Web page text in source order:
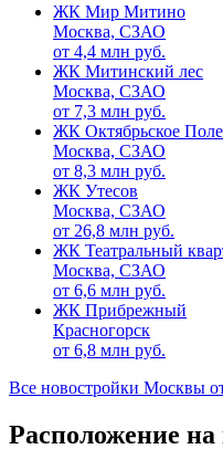
ЖК Мир Митино
Москва, СЗАО
от 4,4 млн руб.
ЖК Митинский лес
Москва, СЗАО
от 7,3 млн руб.
ЖК Октябрьское Поле
Москва, СЗАО
от 8,3 млн руб.
ЖК Утесов
Москва, СЗАО
от 26,8 млн руб.
ЖК Театральный
Москва, СЗАО
от 6,6 млн руб.
ЖК Прибрежный
Красногорск
от 6,8 млн руб.
Все новостройки Москвы
Расположение на